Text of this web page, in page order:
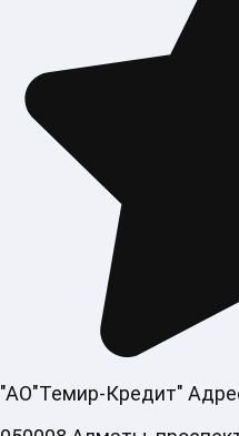
"АО"Темир-Кредит"